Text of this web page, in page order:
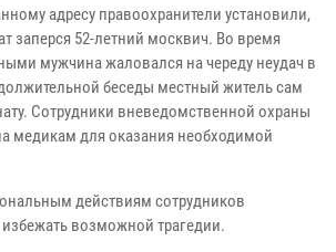
адресу правоохранители установили,
заперся 52-летний москвич. Во время
мужчина жаловался на череду неудач в
беседы местный житель сам
Сотрудники вневедомственной охраны
медикам для оказания необходимой
действиям сотрудников
возможной трагедии.